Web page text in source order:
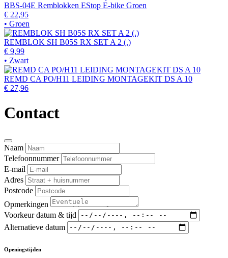
BBS-04E Remblokken EStop E-bike Groen
€ 22,95
• Groen
REMBLOK SH B05S RX SET A 2 (.)
€ 9,99
• Zwart
REMD CA PO/H11 LEIDING MONTAGEKIT DS A 10
€ 27,96
Contact
Naam
Telefoonnummer
E-mail
Adres
Postcode
Opmerkingen
Voorkeur datum & tijd
Alternatieve datum
Openingstijden